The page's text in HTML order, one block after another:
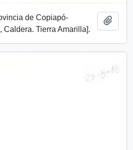
de Copiapó-
Caldera. Tierra Amarilla].